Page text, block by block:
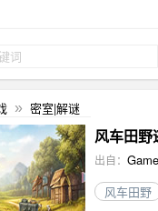
» 密室|解谜
风车田
出自：
风车田野